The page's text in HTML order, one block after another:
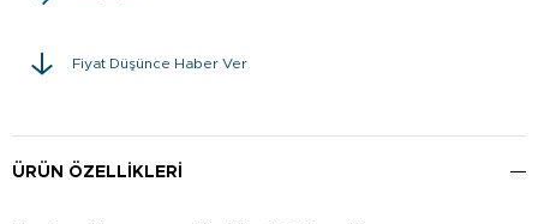
Fiyat Düşünce Haber Ver
ÜRÜN ÖZELLIKLERI